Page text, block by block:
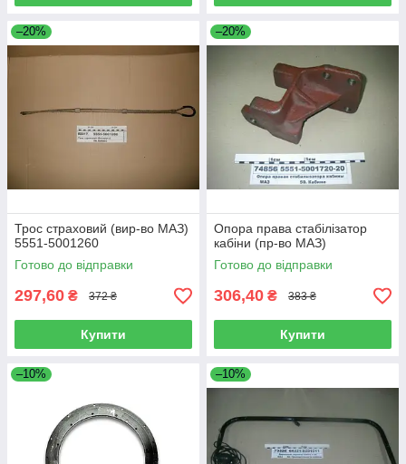
–20%
Трос страховий (вир-во МАЗ)
5551-5001260
Готово до відправки
297,60 ₴ 372 ₴
Купити
–20%
Опора права стабілізатор
кабіни (пр-во МАЗ)
Готово до відправки
306,40 ₴ 383 ₴
Купити
–10% –10%